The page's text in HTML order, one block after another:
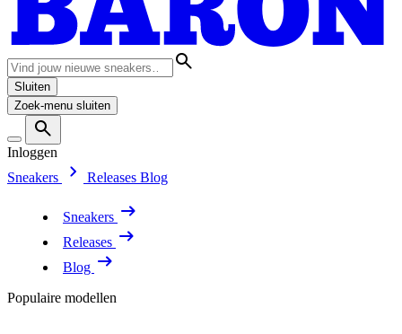
Sluiten
Zoek-menu sluiten
Inloggen
Sneakers
Releases Blog
Sneakers
Releases
Blog
Populaire modellen